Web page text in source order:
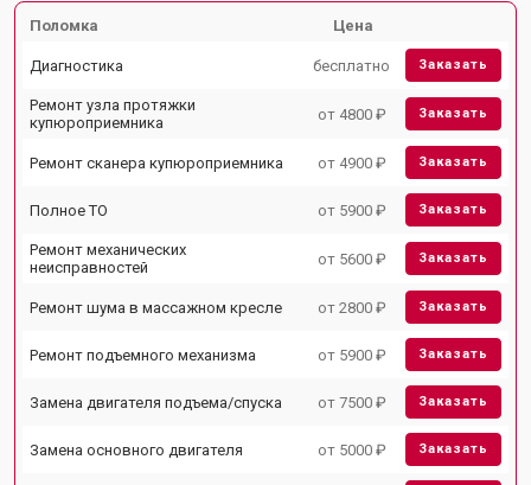
Поломка Цена
Диагностика бесплатно Заказать
Ремонт узла протяжки
купюроприемника
от 4800 ₽ Заказать
Ремонт сканера купюроприемника от 4900 ₽ Заказать
Полное ТО от 5900 ₽ Заказать
Ремонт механических
неисправностей
от 5600 ₽ Заказать
Ремонт шума в массажном кресле от 2800 ₽ Заказать
Ремонт подъемного механизма от 5900 ₽ Заказать
Замена двигателя подъема/спуска от 7500 ₽ Заказать
Замена основного двигателя от 5000 ₽ Заказать